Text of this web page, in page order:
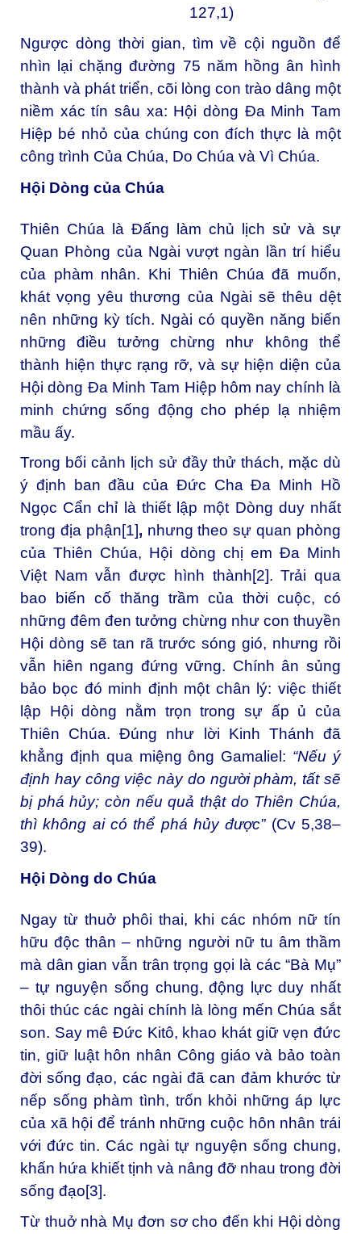
127,1)
Ngược dòng thời gian, tìm về cội nguồn để
nhìn lại chặng đường 75 năm hồng ân hình
thành và phát triển, cõi lòng con trào dâng một
niềm xác tín sâu xa: Hội dòng Đa Minh Tam
Hiệp bé nhỏ của chúng con đích thực là một
công trình Của Chúa, Do Chúa và Vì Chúa.
Hội Dòng của Chúa
Thiên Chúa là Đấng làm chủ lịch sử và sự
Quan Phòng của Ngài vượt ngàn lần trí hiểu
của phàm nhân. Khi Thiên Chúa đã muốn,
khát vọng yêu thương của Ngài sẽ thêu dệt
nên những kỳ tích. Ngài có quyền năng biến
những điều tưởng chừng như không thể
thành hiện thực rạng rỡ, và sự hiện diện của
Hội dòng Đa Minh Tam Hiệp hôm nay chính là
minh chứng sống động cho phép lạ nhiệm
mầu ấy.
Trong bối cảnh lịch sử đầy thử thách, mặc dù
ý định ban đầu của Đức Cha Đa Minh Hồ
Ngọc Cẩn chỉ là thiết lập một Dòng duy nhất
trong địa phận[1], nhưng theo sự quan phòng
của Thiên Chúa, Hội dòng chị em Đa Minh
Việt Nam vẫn được hình thành[2]. Trải qua
bao biến cố thăng trầm của thời cuộc, có
những đêm đen tưởng chừng như con thuyền
Hội dòng sẽ tan rã trước sóng gió, nhưng rồi
vẫn hiên ngang đứng vững. Chính ân sủng
bảo bọc đó minh định một chân lý: việc thiết
lập Hội dòng nằm trọn trong sự ấp ủ của
Thiên Chúa. Đúng như lời Kinh Thánh đã
khẳng định qua miệng ông Gamaliel: “Nếu ý
định hay công việc này do người phàm, tất sẽ
bị phá hủy; còn nếu quả thật do Thiên Chúa,
thì không ai có thể phá hủy được”(Cv 5,38–
39).
Hội Dòng do Chúa
Ngay từ thuở phôi thai, khi các nhóm nữ tín
hữu độc thân – những người nữ tu âm thầm
mà dân gian vẫn trân trọng gọi là các “Bà Mụ”
– tự nguyện sống chung, động lực duy nhất
thôi thúc các ngài chính là lòng mến Chúa sắt
son. Say mê Đức Kitô, khao khát giữ vẹn đức
tin, giữ luật hôn nhân Công giáo và bảo toàn
đời sống đạo, các ngài đã can đảm khước từ
nếp sống phàm tình, trốn khỏi những áp lực
của xã hội để tránh những cuộc hôn nhân trái
với đức tin. Các ngài tự nguyện sống chung,
khấn hứa khiết tịnh và nâng đỡ nhau trong đời
sống đạo[3].
Từ thuở nhà Mụ đơn sơ cho đến khi Hội dòng